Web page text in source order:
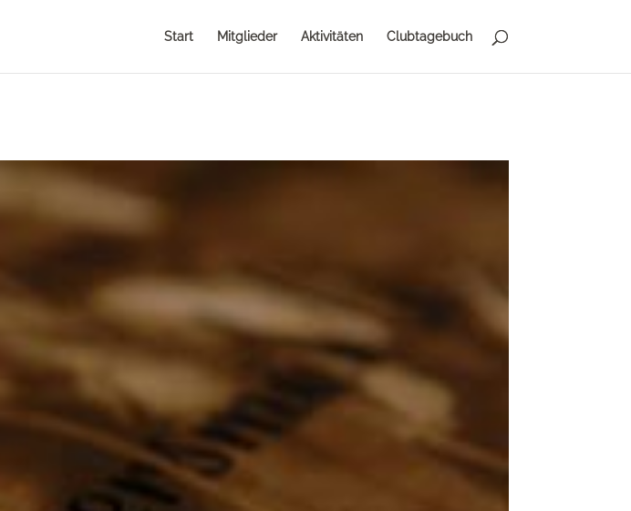
Start Mitglieder Aktivitäten Clubtagebuch